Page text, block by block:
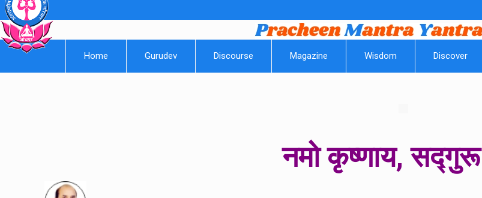
Home Gurudev Discourse Magazine Wisdom Discover
नमो कृष्‍णाय,सद्गुरू